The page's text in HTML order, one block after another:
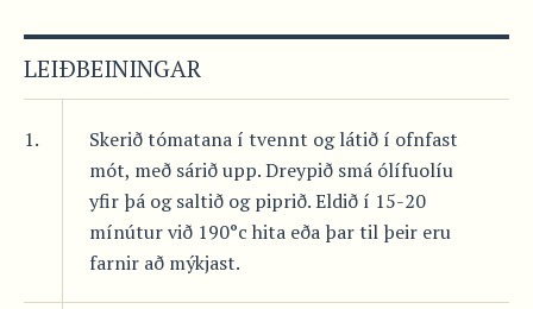
LEIÐBEININGAR
1.
Skerið tómatana í tvennt og látið í ofnfast
mót, með sárið upp. Dreypið smá ólífuolíu
yfir þá og saltið og piprið. Eldið í 15-20
mínútur við 190°c hita eða þar til þeir eru
farnir að mýkjast.